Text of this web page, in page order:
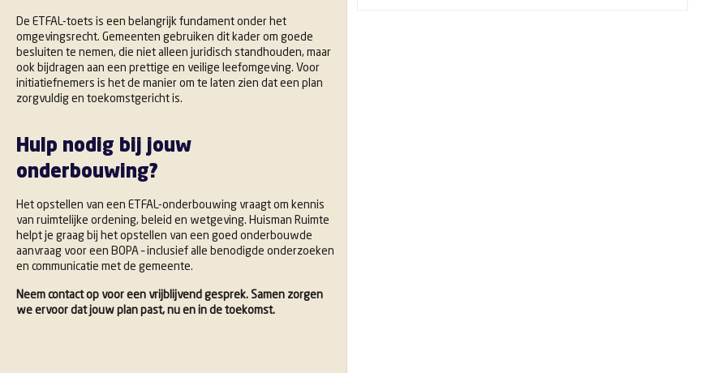
De ETFAL-toets is een belangrijk fundament onder het
omgevingsrecht. Gemeenten gebruiken dit kader om goede
besluiten te nemen, die niet alleen juridisch standhouden, maar
ook bijdragen aan een prettige en veilige leefomgeving. Voor
initiatiefnemers is het de manier om te laten zien dat een plan
zorgvuldig en toekomstgericht is.
Hulp nodig bij jouw
onderbouwing?
Het opstellen van een ETFAL-onderbouwing vraagt om kennis
van ruimtelijke ordening, beleid en wetgeving. Huisman Ruimte
helpt je graag bij het opstellen van een goed onderbouwde
aanvraag voor een BOPA – inclusief alle benodigde onderzoeken
en communicatie met de gemeente.
Neem contact op voor een vrijblijvend gesprek. Samen zorgen
we ervoor dat jouw plan past, nu en in de toekomst.